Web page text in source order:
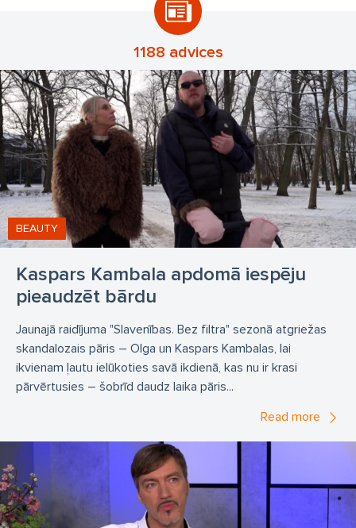
1188 advices
Kaspars Kambala apdomā iespēju
pieaudzēt bārdu
BEAUTY
Jaunajā raidījuma "Slavenības. Bez filtra" sezonā atgriežas
skandalozais pāris – Olga un Kaspars Kambalas, lai
ikvienam ļautu ielūkoties savā ikdienā, kas nu ir krasi
pārvērtusies – šobrīd daudz laika pāris...
Read more